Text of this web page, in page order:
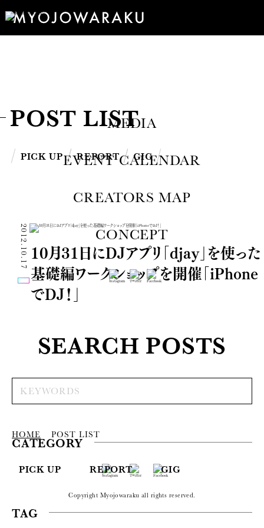
MEDIA
EVENT CALENDAR
CREATORS MAP
CONCEPT
SEARCH POSTS
CATEGORY
PICK UP REPORT GIG
TAG
POST LIST
PICK UP REPORT GIG
2012.10.17 10月31日にDJアプリ「djay」を使った
基礎編ワークショップを開催「iPhone
でDJ！」
HOME POST LIST
Copyright Myojowaraku all rights reserved.